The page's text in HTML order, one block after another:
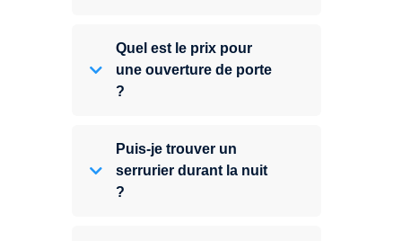
Quel est le prix pour
une ouverture de porte
?
Puis-je trouver un
serrurier durant la nuit
?